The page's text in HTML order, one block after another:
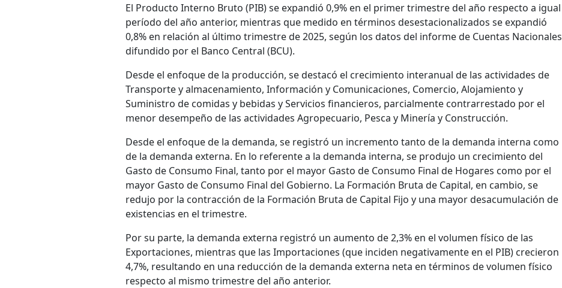
El Producto Interno Bruto (PIB) se expandió 0,9% en el primer trimestre del año respecto a igual
período del año anterior, mientras que medido en términos desestacionalizados se expandió
0,8% en relación al último trimestre de 2025, según los datos del informe de Cuentas Nacionales
difundido por el Banco Central (BCU).
Desde el enfoque de la producción, se destacó el crecimiento interanual de las actividades de
Transporte y almacenamiento, Información y Comunicaciones, Comercio, Alojamiento y
Suministro de comidas y bebidas y Servicios financieros, parcialmente contrarrestado por el
menor desempeño de las actividades Agropecuario, Pesca y Minería y Construcción.
Desde el enfoque de la demanda, se registró un incremento tanto de la demanda interna como
de la demanda externa. En lo referente a la demanda interna, se produjo un crecimiento del
Gasto de Consumo Final, tanto por el mayor Gasto de Consumo Final de Hogares como por el
mayor Gasto de Consumo Final del Gobierno. La Formación Bruta de Capital, en cambio, se
redujo por la contracción de la Formación Bruta de Capital Fijo y una mayor desacumulación de
existencias en el trimestre.
Por su parte, la demanda externa registró un aumento de 2,3% en el volumen físico de las
Exportaciones, mientras que las Importaciones (que inciden negativamente en el PIB) crecieron
4,7%, resultando en una reducción de la demanda externa neta en términos de volumen físico
respecto al mismo trimestre del año anterior.